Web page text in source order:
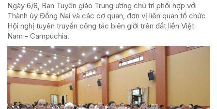
Ngày 6/8, Ban Tuyên giáo Trung ương chủ trì phối hợp với
Thành ủy Đồng Nai và các cơ quan, đơn vị liên quan tổ chức
Hội nghị tuyên truyền công tác biên giới trên đất liền Việt
Nam - Campuchia.